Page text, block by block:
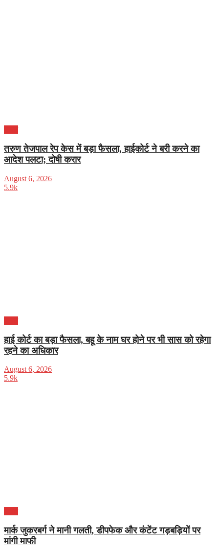
तरुण तेजपाल रेप केस में बड़ा फैसला, हाईकोर्ट ने बरी करने का
आदेश पलटा; दोषी करार
August 6, 2026
5.9k
हाई कोर्ट का बड़ा फैसला, बहू के नाम घर होने पर भी सास को रहेगा
रहने का अधिकार
August 6, 2026
5.9k
मार्क जुकरबर्ग ने मानी गलती, डीपफेक और कंटेंट गड़बड़ियों पर
मांगी माफी